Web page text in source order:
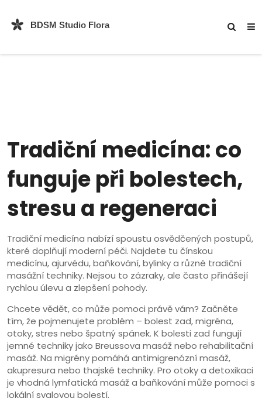
Tradiční medicína: co
funguje při bolestech,
stresu a regeneraci
Tradiční medicína nabízí spoustu osvědčených postupů,
které doplňují moderní péči. Najdete tu čínskou
medicínu, ajurvédu, baňkování, bylinky a různé tradiční
masážní techniky. Nejsou to zázraky, ale často přinášejí
rychlou úlevu a zlepšení pohody.
Chcete vědět, co může pomoci právě vám? Začněte
tím, že pojmenujete problém – bolest zad, migréna,
otoky, stres nebo špatný spánek. K bolesti zad fungují
jemné techniky jako Breussova masáž nebo rehabilitační
masáž. Na migrény pomáhá antimigrenózní masáž,
akupresura nebo thajské techniky. Pro otoky a detoxikaci
je vhodná lymfatická masáž a baňkování může pomoci s
lokální svalovou bolestí.